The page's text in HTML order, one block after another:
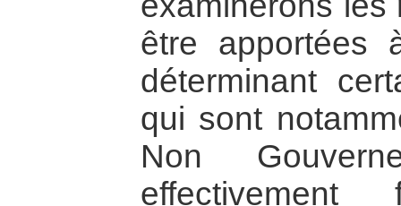
être apportées
déterminant
qui sont
Non